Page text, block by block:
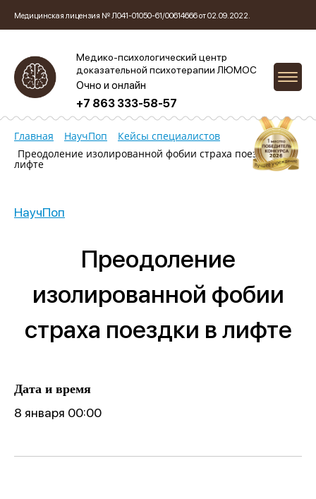
Медицинская лицензия № Л041-01050-61/00614666 от 02.09.2022.
Медико-психологический центр
доказательной психотерапии ЛЮМОС
Очно и онлайн
+7 863 333-58-57
Главная НаучПоп
Кейсы специалистов
Преодоление изолированной фобии страха поездки в
лифте
НаучПоп
Преодоление
изолированной фобии
страха поездки в лифте
Дата и время
8 января 00:00